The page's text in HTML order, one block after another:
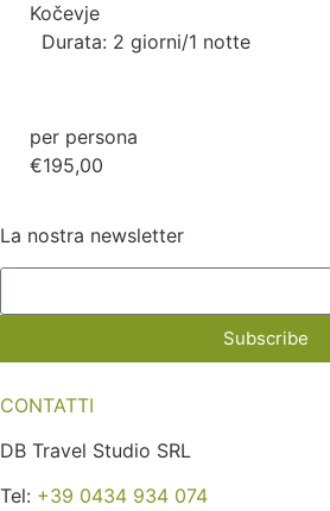
Kočevje
Durata: 2 giorni/1 notte
per persona
€195,00
La nostra newsletter
Subscribe
CONTATTI
DB Travel Studio SRL
Tel: +39 0434 934 074